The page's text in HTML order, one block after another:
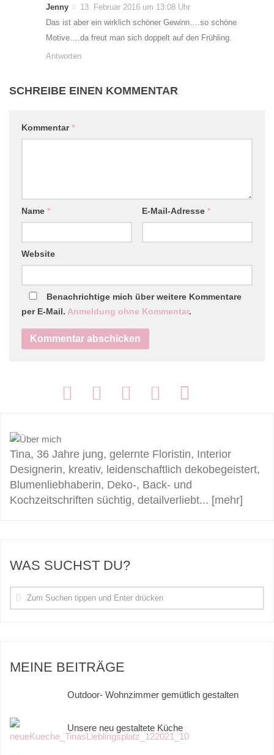
Jenny
13. Februar 2016 um 13:08 Uhr
Das ist aber ein wirklich schöner Gewinn….so schöne
Motive….da freut man sich doppelt auf den Frühling.
Antworten
SCHREIBE EINEN KOMMENTAR
Kommentar*
Name * E-Mail-Adresse *
Website
Benachrichtige mich über weitere Kommentare
per E-Mail. Anmeldung ohne Kommentar.
Tina, 36 Jahre jung, gelernte Floristin, Interior
Designerin, kreativ, leidenschaftlich dekobegeistert,
Blumenliebhaberin, Deko-, Back- und
Kochzeitschriften süchtig, detailverliebt... [mehr]
WAS SUCHST DU?
MEINE BEITRÄGE
Outdoor- Wohnzimmer gemütlich gestalten
Unsere neu gestaltete Küche